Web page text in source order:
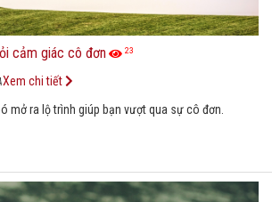
cảm giác cô đơn 23
mở ra lộ trình giúp bạn vượt qua sự cô đơn.
Xem chi tiết